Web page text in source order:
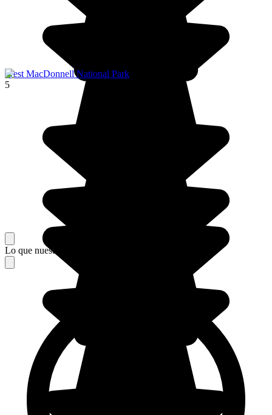
West MacDonnell National Park
5
Lo que nuestros viajeros piensan de su estancia